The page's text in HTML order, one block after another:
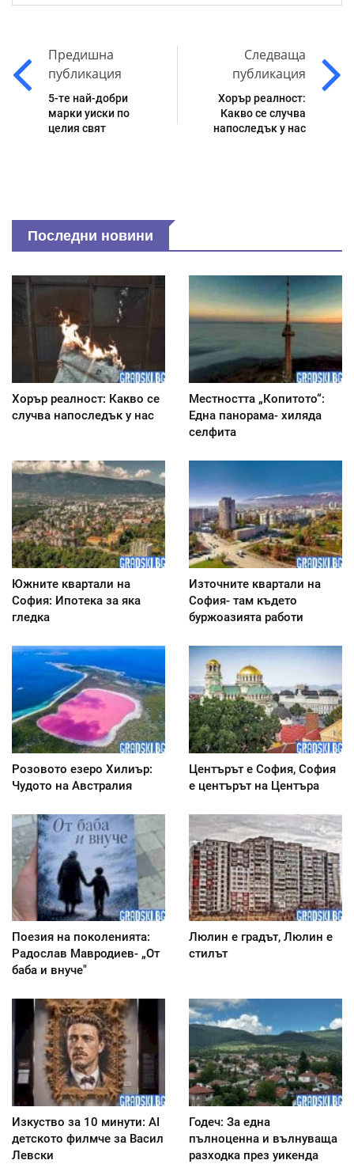
Предишна
публикация
5-те най-добри
марки уиски по
целия свят
Следваща
публикация
Хорър реалност:
Какво се случва
напоследък у нас
Последни новини
Хорър реалност: Какво се
случва напоследък у нас
Местността „Копитото“:
Една панорама- хиляда
селфита
Южните квартали на
София: Ипотека за яка
гледка
Източните квартали на
София- там където
буржоазията работи
Розовото езеро Хилиър:
Чудото на Австралия
Центърът е София, София
е центърът на Центъра
Поезия на поколенията:
Радослав Мавродиев- „От
баба и внуче"
Люлин е градът, Люлин е
стилът
Изкуство за 10 минути: AI
детското филмче за Васил
Левски
Годеч: За една
пълноценна и вълнуваща
разходка през уикенда